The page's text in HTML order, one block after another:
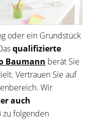
oder ein Grundstück
qualifizierte
Baumann berät Sie
Vertrauen Sie auf
Wir
auch
zu folgenden